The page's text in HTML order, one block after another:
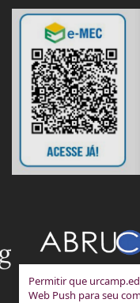
Permitir que
Web Push para seu